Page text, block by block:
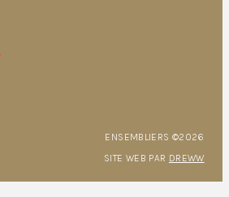
ENSEMBLIERS ©2026
SITE WEB PAR DREWW